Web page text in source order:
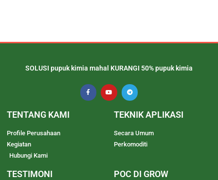
SOLUSI pupuk kimia mahal KURANGI 50% pupuk kimia
TENTANG KAMI
Profile Perusahaan
Kegiatan
Hubungi Kami
TEKNIK APLIKASI
Secara Umum
Perkomoditi
TESTIMONI POC DI GROW